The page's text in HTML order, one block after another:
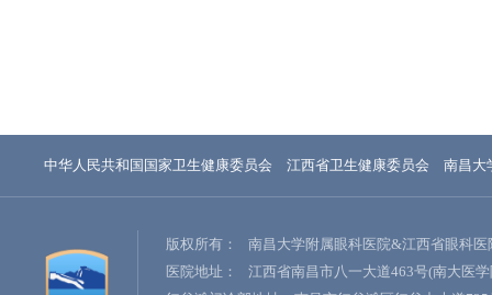
中华人民共和国国家卫生健康委员会 江西省卫生健康委员会 南昌大
版权所有：
南昌大学附属眼科医院&江西省眼科医
医院地址：
江西省南昌市八一大道463号(南大医